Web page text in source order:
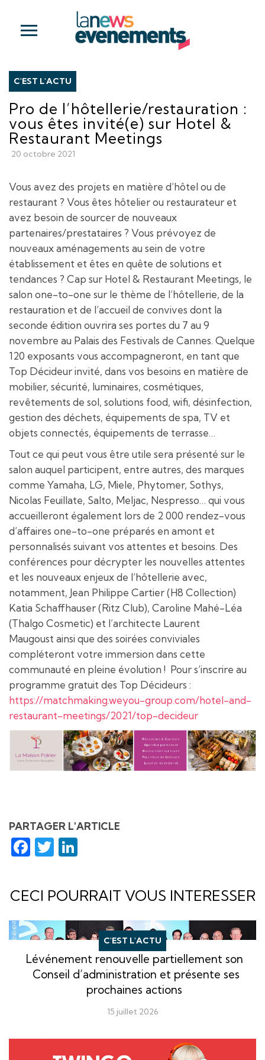
C'EST L'ACTU
Pro de l’hôtellerie/restauration :
vous êtes invité(e) sur Hotel &
Restaurant Meetings
20 octobre 2021
Vous avez des projets en matière d’hôtel ou de
restaurant ? Vous êtes hôtelier ou restaurateur et
avez besoin de sourcer de nouveaux
partenaires/prestataires ? Vous prévoyez de
nouveaux aménagements au sein de votre
établissement et êtes en quête de solutions et
tendances ? Cap sur Hotel & Restaurant Meetings, le
salon one-to-one sur le thème de l’hôtellerie, de la
restauration et de l’accueil de convives dont la
seconde édition ouvrira ses portes du 7 au 9
novembre au Palais des Festivals de Cannes. Quelque
120 exposants vous accompagneront, en tant que
Top Décideur invité, dans vos besoins en matière de
mobilier, sécurité, luminaires, cosmétiques,
revêtements de sol, solutions food, wifi, désinfection,
gestion des déchets, équipements de spa, TV et
objets connectés, équipements de terrasse…
Tout ce qui peut vous être utile sera présenté sur le
salon auquel participent, entre autres, des marques
comme Yamaha, LG, Miele, Phytomer, Sothys,
Nicolas Feuillate, Salto, Meljac, Nespresso… qui vous
accueilleront également lors de 2 000 rendez-vous
d’affaires one-to-one préparés en amont et
personnalisés suivant vos attentes et besoins. Des
conférences pour décrypter les nouvelles attentes
et les nouveaux enjeux de l’hôtellerie avec,
notamment, Jean Philippe Cartier (H8 Collection)
Katia Schaffhauser (Ritz Club), Caroline Mahé-Léa
(Thalgo Cosmetic) et l’architecte Laurent
Maugoust ainsi que des soirées conviviales
compléteront votre immersion dans cette
communauté en pleine évolution ! Pour s’inscrire au
programme gratuit des Top Décideurs :
https://matchmaking.weyou-group.com/hotel-and-
restaurant-meetings/2021/top-decideur
PARTAGER L'ARTICLE
Facebook
Twitter
CECI POURRAIT VOUS INTERESSER
C'EST L'ACTU
Lévénement renouvelle partiellement son
Conseil d’administration et présente ses
prochaines actions
15 juillet 2026